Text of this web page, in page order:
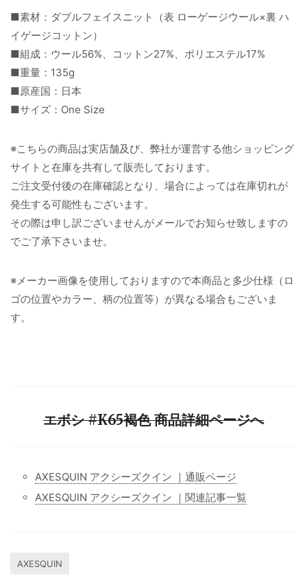
■素材：ダブルフェイスニット（表 ローゲージウール×裏 ハ
イゲージコットン）
■組成：ウール56%、コットン27%、ポリエステル17%
■重量：135g
■原産国：日本
■サイズ：One Size
※こちらの商品は実店舗及び、弊社が運営する他ショッピング
サイトと在庫を共有して販売しております。
ご注文受付後の在庫確認となり、場合によっては在庫切れが
発生する可能性もございます。
その際は申し訳ございませんがメールでお知らせ致しますの
でご了承下さいませ。
※メーカー画像を使用しておりますので本商品と多少仕様（ロ
ゴの位置やカラー、柄の位置等）が異なる場合もございま
す。
エボシ #K65褐色 商品詳細ページへ
AXESQUIN アクシーズクイン ｜通販ページ
AXESQUIN アクシーズクイン ｜関連記事一覧
AXESQUIN